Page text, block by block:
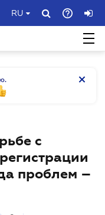
RU
с
проблем –